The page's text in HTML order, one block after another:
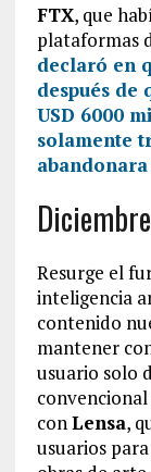
FTX, que
plataformas
declaró en
después de
USD 6000
solamente
Diciembre
Resurge el
inteligencia
contenido
mantener
usuario solo
con Lensa,
usuarios